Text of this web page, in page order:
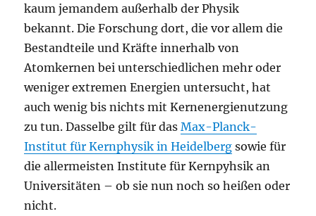
kaum jemandem außerhalb der Physik
bekannt. Die Forschung dort, die vor allem die
Bestandteile und Kräfte innerhalb von
Atomkernen bei unterschiedlichen mehr oder
weniger extremen Energien untersucht, hat
auch wenig bis nichts mit Kernenergienutzung
zu tun. Dasselbe gilt für dasMax-Planck-
Institut für Kernphysik in Heidelberg sowie für
die allermeisten Institute für Kernpyhsik an
Universitäten – ob sie nun noch so heißen oder
nicht.